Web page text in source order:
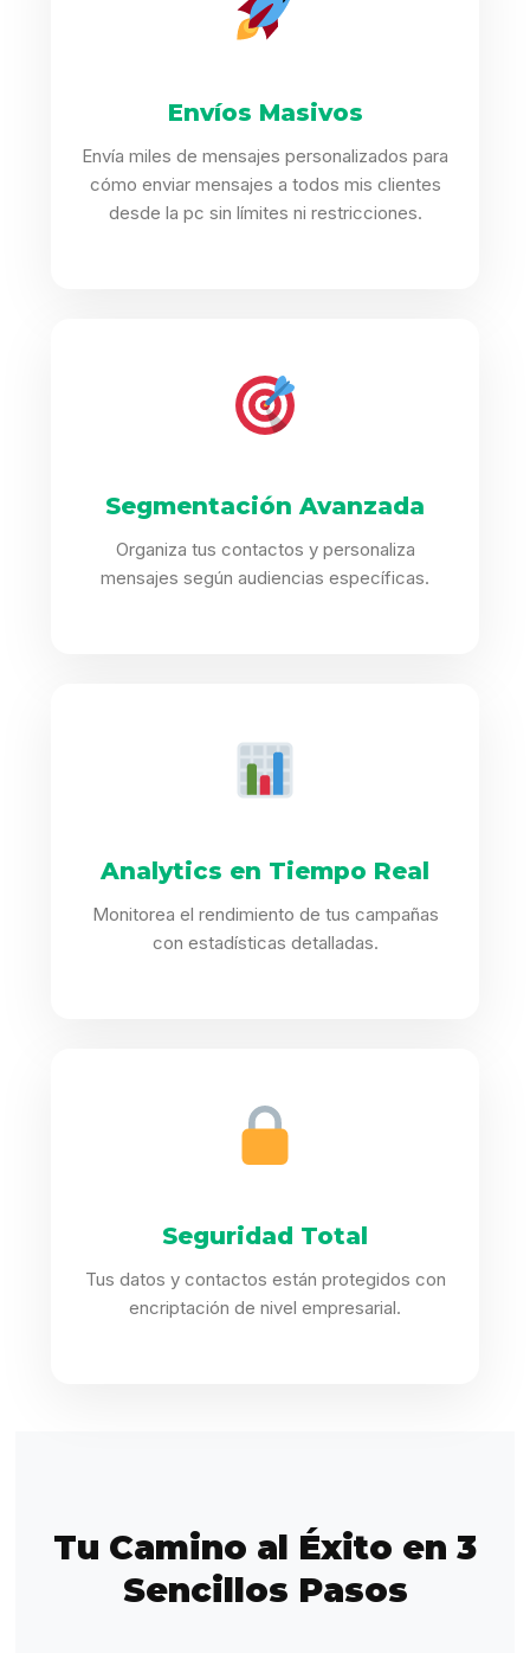
Envíos Masivos
Envía miles de mensajes personalizados para
cómo enviar mensajes a todos mis clientes
desde la pc sin límites ni restricciones.
Segmentación Avanzada
Organiza tus contactos y personaliza
mensajes según audiencias específicas.
Analytics en Tiempo Real
Monitorea el rendimiento de tus campañas
con estadísticas detalladas.
Seguridad Total
Tus datos y contactos están protegidos con
encriptación de nivel empresarial.
Tu Camino al Éxito en 3
Sencillos Pasos